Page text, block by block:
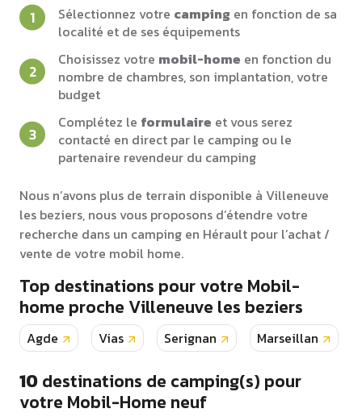
Sélectionnez votre camping en fonction de sa
localité et de ses équipements
Choisissez votre mobil-home en fonction du
nombre de chambres, son implantation, votre
budget
Complétez le formulaire et vous serez
contacté en direct par le camping ou le
partenaire revendeur du camping
Nous n’avons plus de terrain disponible à Villeneuve
les beziers, nous vous proposons d’étendre votre
recherche dans un camping en Hérault pour l’achat /
vente de votre mobil home.
Top destinations pour votre Mobil-
home proche Villeneuve les beziers
Agde Vias Serignan Marseillan
10destinations de camping(s) pour
votre Mobil-Home neuf